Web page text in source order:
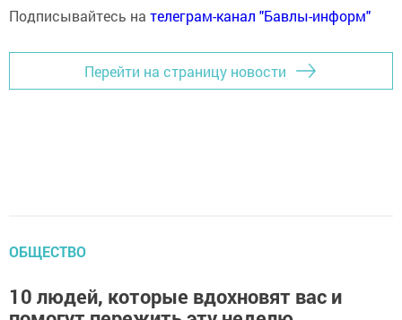
Подписывайтесь на телеграм-канал "Бавлы-информ"
Перейти на страницу новости
ОБЩЕСТВО
10 людей, которые вдохновят вас и